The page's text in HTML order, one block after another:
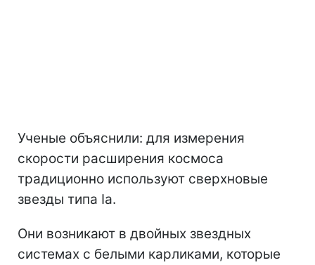
Ученые объяснили: для измерения
скорости расширения космоса
традиционно используют сверхновые
звезды типа Ia.
Они возникают в двойных звездных
системах с белыми карликами, которые